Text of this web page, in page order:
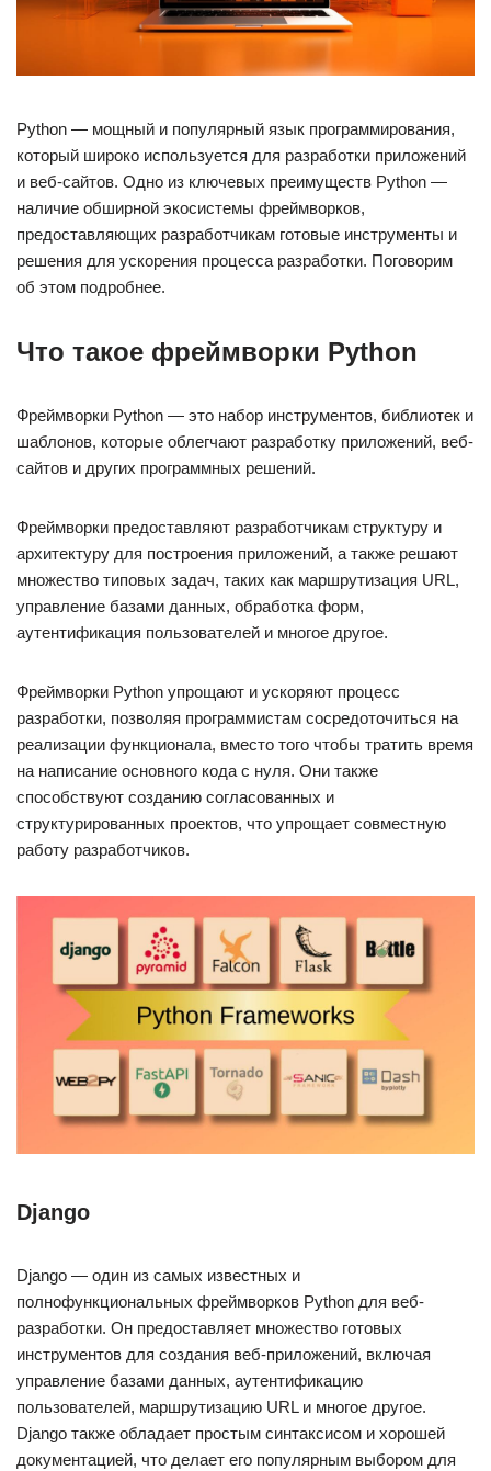
Python — мощный и популярный язык программирования,
который широко используется для разработки приложений
и веб-сайтов. Одно из ключевых преимуществ Python —
наличие обширной экосистемы фреймворков,
предоставляющих разработчикам готовые инструменты и
решения для ускорения процесса разработки. Поговорим
об этом подробнее.
Что такое фреймворки Python
Фреймворки Python — это набор инструментов, библиотек и
шаблонов, которые облегчают разработку приложений, веб-
сайтов и других программных решений.
Фреймворки предоставляют разработчикам структуру и
архитектуру для построения приложений, а также решают
множество типовых задач, таких как маршрутизация URL,
управление базами данных, обработка форм,
аутентификация пользователей и многое другое.
Фреймворки Python упрощают и ускоряют процесс
разработки, позволяя программистам сосредоточиться на
реализации функционала, вместо того чтобы тратить время
на написание основного кода с нуля. Они также
способствуют созданию согласованных и
структурированных проектов, что упрощает совместную
работу разработчиков.
Django
Django — один из самых известных и
полнофункциональных фреймворков Python для веб-
разработки. Он предоставляет множество готовых
инструментов для создания веб-приложений, включая
управление базами данных, аутентификацию
пользователей, маршрутизацию URL и многое другое.
Django также обладает простым синтаксисом и хорошей
документацией, что делает его популярным выбором для